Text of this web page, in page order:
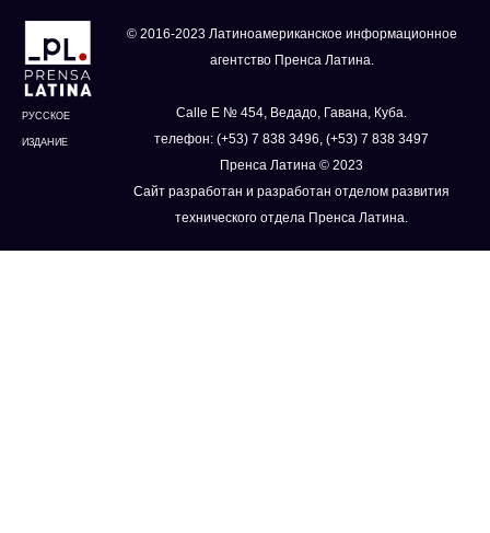
РУССКОЕ
ИЗДАНИЕ
© 2016-2023 Латиноамериканское информационное
агентство Пренса Латина.
Calle E № 454, Ведадо, Гавана, Куба.
телефон: (+53) 7 838 3496, (+53) 7 838 3497
Пренса Латина © 2023
Сайт разработан и разработан отделом развития
технического отдела Пренса Латина.